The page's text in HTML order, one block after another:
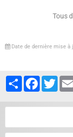
Tous
Date de dernière mise à
PartagerFacebook